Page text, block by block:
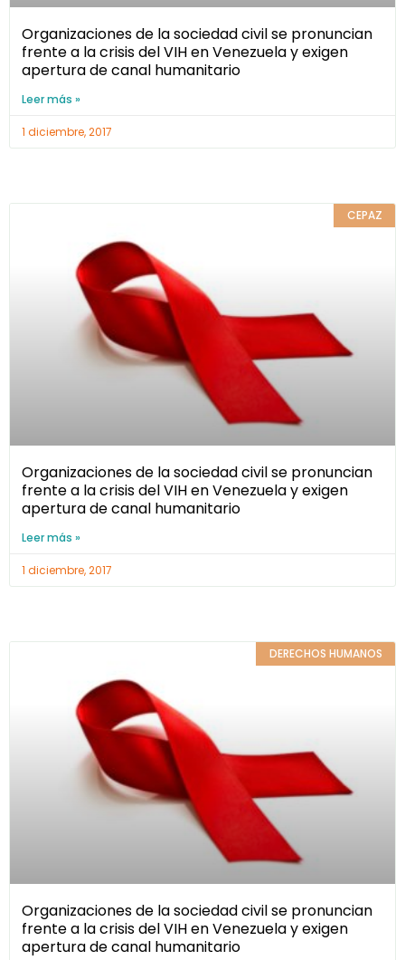
Organizaciones de la sociedad civil se pronuncian
frente a la crisis del VIH en Venezuela y exigen
apertura de canal humanitario
Leer más »
1 diciembre, 2017
CEPAZ
Organizaciones de la sociedad civil se pronuncian
frente a la crisis del VIH en Venezuela y exigen
apertura de canal humanitario
Leer más »
1 diciembre, 2017
DERECHOS HUMANOS
Organizaciones de la sociedad civil se pronuncian
frente a la crisis del VIH en Venezuela y exigen
apertura de canal humanitario